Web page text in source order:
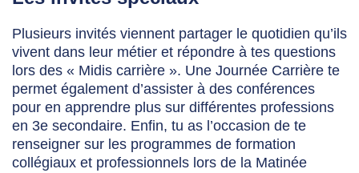
Plusieurs invités viennent partager le quotidien qu’ils
vivent dans leur métier et répondre à tes questions
lors des « Midis carrière ». Une Journée Carrière te
permet également d’assister à des conférences
pour en apprendre plus sur différentes professions
en 3e secondaire. Enfin, tu as l’occasion de te
renseigner sur les programmes de formation
collégiaux et professionnels lors de la Matinée